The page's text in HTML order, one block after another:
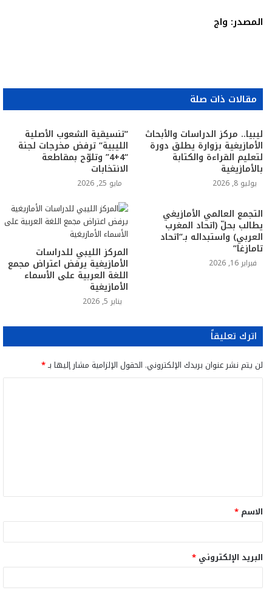
المصدر: واج
مقالات ذات صلة
ليبيا.. مركز الدراسات والأبحاث
الأمازيغية بزوارة يطلق دورة
لتعليم القراءة والكتابة
بالأمازيغية
يوليو 8, 2026
“تنسيقية الشعوب الأصلية
الليبية” ترفض مخرجات لجنة
“4+4” وتلوّح بمقاطعة
الانتخابات
مايو 25, 2026
التجمع العالمي الأمازيغي
يطالب بحلّ (اتحاد المغرب
العربي) واستبداله بـ”اتحاد
تامازغا”
فبراير 16, 2026
المركز الليبي للدراسات
الأمازيغية يرفض اعتراض مجمع
اللغة العربية على الأسماء
الأمازيغية
يناير 5, 2026
اترك تعليقاً
لن يتم نشر عنوان بريدك الإلكتروني. الحقول الإلزامية مشار إليها بـ*
ق
*
الاسم *
البريد الإلكتروني *